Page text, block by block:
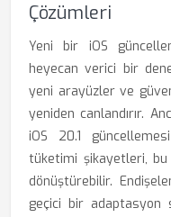
Çözümleri
Yeni bir iOS
heyecan verici bir
yeni arayüzler ve
yeniden canlandırır.
iOS 20.1
tüketimi şikayetleri, bu
dönüştürebilir.
geçici bir adaptasyon